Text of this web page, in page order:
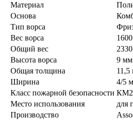
Материал
Основа
Тип ворса
Вес ворса
Общий вес
Высота ворса
9 мм
Общая толщина
Ширина
4/5 м
Класс пожарной безопасности КМ2
Место использования
для
Производство